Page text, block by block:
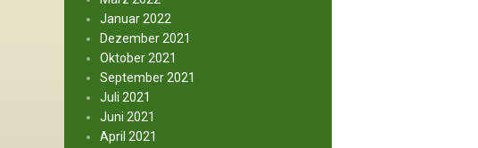
Januar 2022
Dezember 2021
Oktober 2021
September 2021
Juli 2021
Juni 2021
April 2021